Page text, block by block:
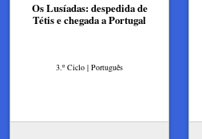
Os Lusíadas: despedida de
Tétis e chegada a Portugal
3.º Ciclo | Português